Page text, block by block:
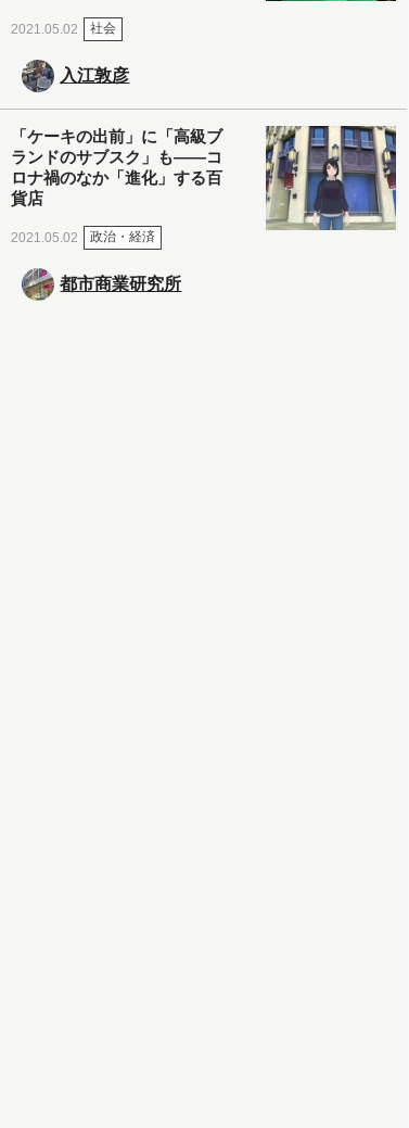
2021.05.02 社会
入江敦彦
「ケーキの出前」に「高級ブ
ランドのサブスク」も――コ
ロナ禍のなか「進化」する百
貨店
2021.05.02 政治・経済
都市商業研究所